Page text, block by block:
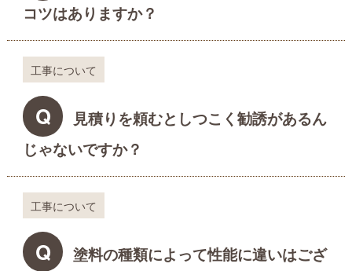
コツはありますか？
工事について
Q
見積りを頼むとしつこく勧誘があるん
じゃないですか？
工事について
Q
塗料の種類によって性能に違いはござ